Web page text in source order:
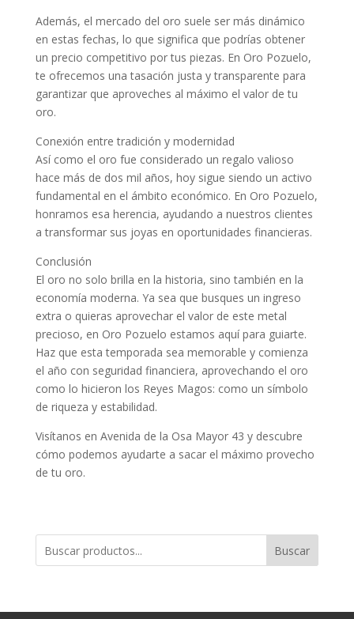
Además, el mercado del oro suele ser más dinámico
en estas fechas, lo que significa que podrías obtener
un precio competitivo por tus piezas. En Oro Pozuelo,
te ofrecemos una tasación justa y transparente para
garantizar que aproveches al máximo el valor de tu
oro.
Conexión entre tradición y modernidad
Así como el oro fue considerado un regalo valioso
hace más de dos mil años, hoy sigue siendo un activo
fundamental en el ámbito económico. En Oro Pozuelo,
honramos esa herencia, ayudando a nuestros clientes
a transformar sus joyas en oportunidades financieras.
Conclusión
El oro no solo brilla en la historia, sino también en la
economía moderna. Ya sea que busques un ingreso
extra o quieras aprovechar el valor de este metal
precioso, en Oro Pozuelo estamos aquí para guiarte.
Haz que esta temporada sea memorable y comienza
el año con seguridad financiera, aprovechando el oro
como lo hicieron los Reyes Magos: como un símbolo
de riqueza y estabilidad.
Visítanos en Avenida de la Osa Mayor 43 y descubre
cómo podemos ayudarte a sacar el máximo provecho
de tu oro.
Buscar